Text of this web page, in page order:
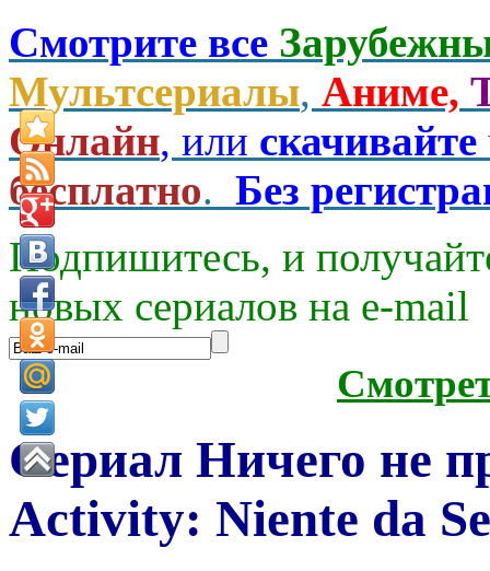
Смотрите все
Мультсериалы, Аниме,
Онлайн, или скачивайте
бесплатно. Без
Подпишитесь, и
новых сериалов на e-mаil
Сериал Ничего не
Activity: Niente da